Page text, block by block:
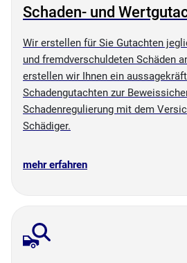
Schaden- und
Wir erstellen für Sie Gutachten
und fremdverschuldeten Schäden
erstellen wir Ihnen ein
Schadengutachten zur
Schadenregulierung mit dem
Schädiger.
mehr erfahren